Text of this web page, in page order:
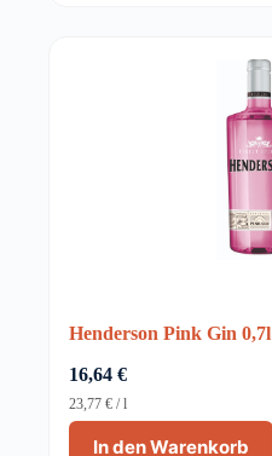
Henderson Pink Gin 0,7l
16,64 €
In den Warenkorb
23,77 € /l